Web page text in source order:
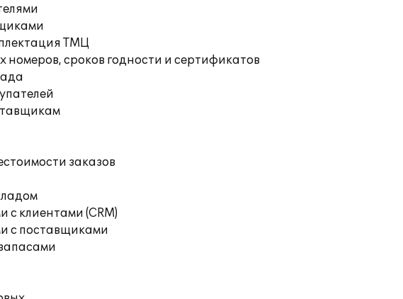
ТМЦ
номеров, сроков годности и сертификатов
заказов
клиентами (CRM)
с поставщиками